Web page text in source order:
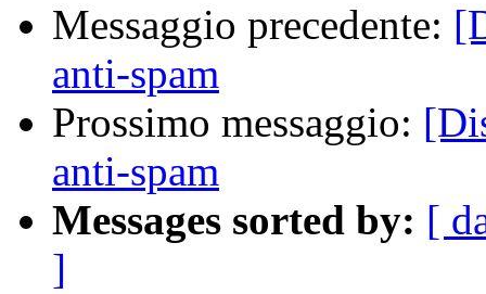
Messaggio precedente:
anti-spam
Prossimo messaggio:
anti-spam
Messages sorted by: [
]